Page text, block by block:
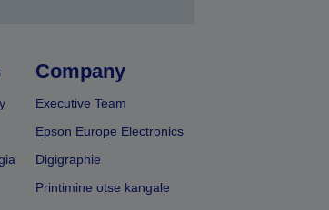
Company
Executive Team
Epson Europe Electronics
Digigraphie
Printimine otse kangale